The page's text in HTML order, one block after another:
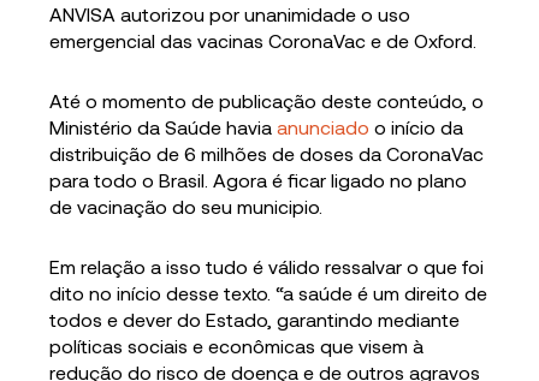
ANVISA autorizou por unanimidade o uso
emergencial das vacinas CoronaVac e de Oxford.
Até o momento de publicação deste conteúdo, o
Ministério da Saúde haviaanunciado o início da
distribuição de 6 milhões de doses da CoronaVac
para todo o Brasil. Agora é ficar ligado no plano
de vacinação do seu municipio.
Em relação a isso tudo é válido ressalvar o que foi
dito no início desse texto. “a saúde é um direito de
todos e dever do Estado, garantindo mediante
políticas sociais e econômicas que visem à
redução do risco de doença e de outros agravos